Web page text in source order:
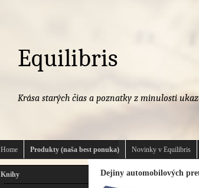
Equilibris
Krása starých čias a poznatky z minulosti
Home Produkty (naša best ponuka) Novinky v Equilibris
Knihy Dejiny automobilových